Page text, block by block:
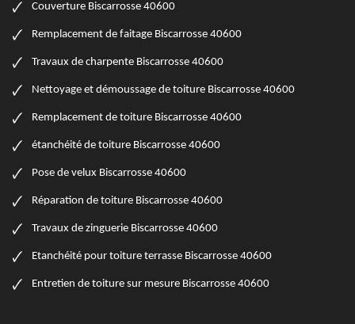
Couverture Biscarrosse 40600
Remplacement de faitage Biscarrosse 40600
Travaux de charpente Biscarrosse 40600
Nettoyage et démoussage de toiture Biscarrosse 40600
Remplacement de toiture Biscarrosse 40600
étanchéité de toiture Biscarrosse 40600
Pose de velux Biscarrosse 40600
Réparation de toiture Biscarrosse 40600
Travaux de zinguerie Biscarrosse 40600
Etanchéité pour toiture terrasse Biscarrosse 40600
Entretien de toiture sur mesure Biscarrosse 40600